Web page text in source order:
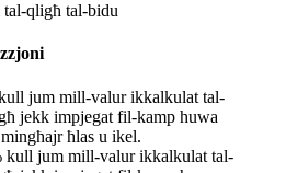
qligħ tal-bidu
jum mill-valur ikkalkulat tal-
jekk impjegat fil-kamp huwa
ħlas u ikel.
kull jum mill-valur ikkalkulat tal-